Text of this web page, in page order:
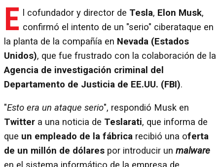
E l cofundador y director de Tesla, Elon Musk,
confirmó el intento de un "serio" ciberataque en
la planta de la compañía en Nevada (Estados
Unidos), que fue frustrado con la colaboración de la
Agencia de investigación criminal del
Departamento de Justicia de EE.UU. (FBI).
"Esto era un ataque serio", respondió Musk en
Twitter a una noticia de Teslarati, que informa de
que un empleado de la fábrica recibió una oferta
de un millón de dólares por introducir un malware